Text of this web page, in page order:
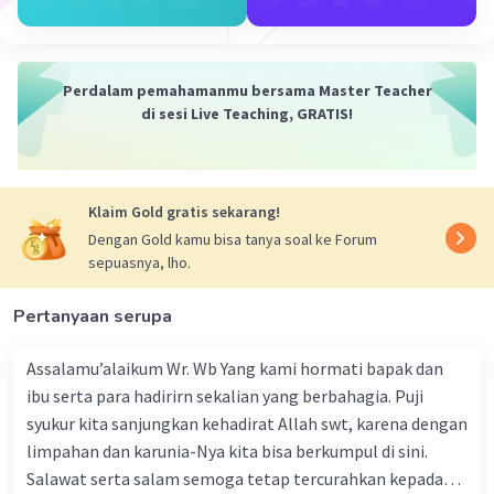
akan menjadi alat perencanaan dan
organisasi untuk mengatur rencana
kegiatan, mengalokasikan sumber daya,
kegiatan.
Evaluasi dan laporan: Setelah proposal
kegiatan disusun, pemerintah atau
organisasi dapat melakukan evaluasi dan
membuat laporan tentang kegiatan yang
telah berlangsung. Hal ini membantu
kekurangan dalam kegiatan, serta
memberikan dasar untuk peningkatan
kegiatan di masa depan.
Pengalaman dan pelajaran: Proposal
kegiatan yang baik dan benar juga dapat
Perdalam pemahamanmu bersama Master Teacher
di sesi Live Teaching, GRATIS!
Klaim Gold gratis sekarang!
Dengan Gold kamu bisa tanya soal ke Forum
sepuasnya, lho.
Pertanyaan serupa
Assalamu’alaikum Wr. Wb Yang kami hormati bapak dan
ibu serta para hadirirn sekalian yang berbahagia. Puji
syukur kita sanjungkan kehadirat Allah swt, karena dengan
limpahan dan karunia-Nya kita bisa berkumpul di sini.
Salawat serta salam semoga tetap tercurahkan kepada